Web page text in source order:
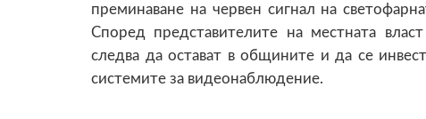
преминаване на червен сигнал на
Според представителите на местната
следва да остават в общините и да се
системите за видеонаблюдение.